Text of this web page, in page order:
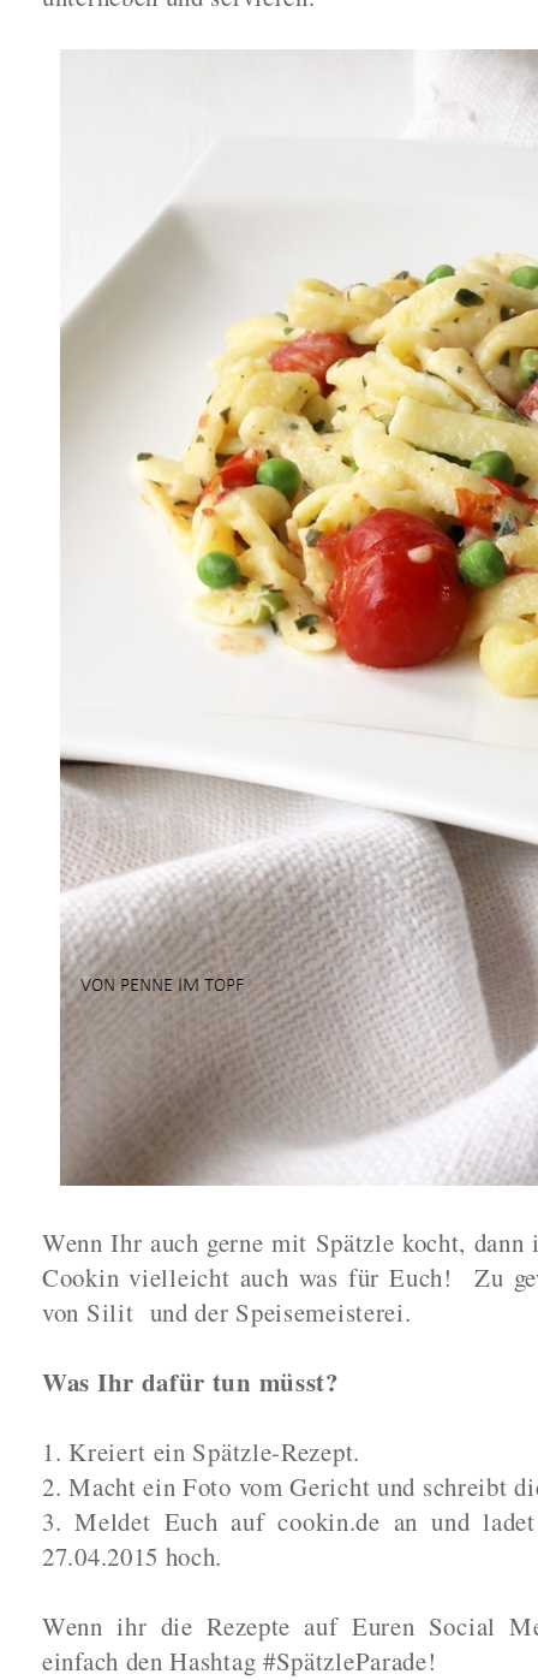
Wenn Ihr auch gerne mit Spätzle kocht,
Cookin vielleicht auch was für Euch! Zu
von Silit und der Speisemeisterei.
Was Ihr dafür tun müsst?
1. Kreiert ein Spätzle-Rezept.
2. Macht ein Foto vom Gericht und schreibt
3. Meldet Euch auf cookin.de an und
27.04.2015 hoch.
Wenn ihr die Rezepte auf Euren Social
einfach den Hashtag #SpätzleParade!